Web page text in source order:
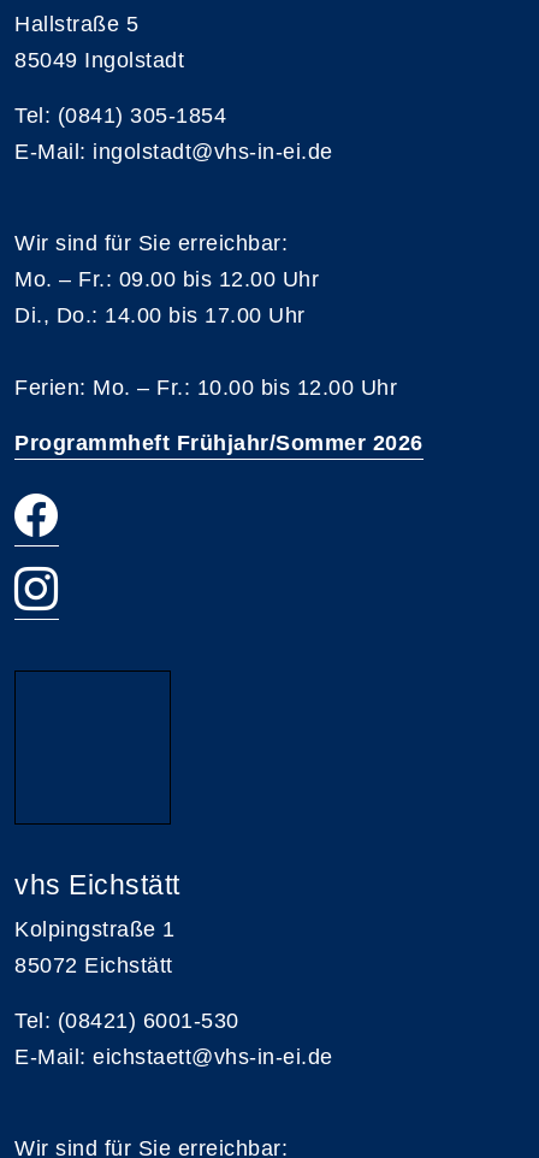
Hallstraße 5
85049 Ingolstadt
Tel: (0841) 305-1854
E-Mail: ingolstadt@vhs-in-ei.de
Wir sind für Sie erreichbar:
Mo. – Fr.: 09.00 bis 12.00 Uhr
Di., Do.: 14.00 bis 17.00 Uhr
Ferien: Mo. – Fr.: 10.00 bis 12.00 Uhr
Programmheft Frühjahr/Sommer 2026
vhs Eichstätt
Kolpingstraße 1
85072 Eichstätt
Tel: (08421) 6001-530
E-Mail: eichstaett@vhs-in-ei.de
Wir sind für Sie erreichbar: